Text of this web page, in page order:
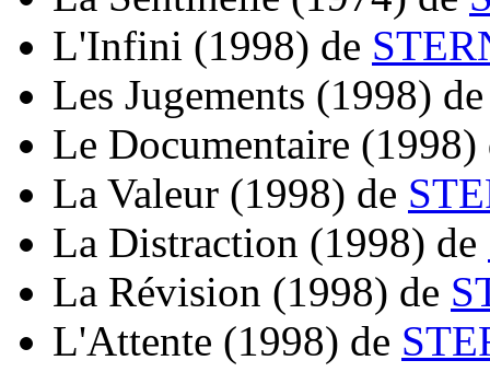
L'Infini (1998) de
Les Jugements (1998)
Le Documentaire (1998)
La Valeur (1998) de
La Distraction (1998) de
La Révision (1998) de
L'Attente (1998) de